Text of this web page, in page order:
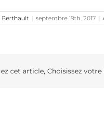
Berthault | septembre 19th, 2017 |
cet article, Choisissez